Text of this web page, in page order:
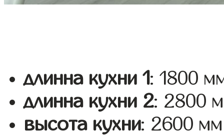
длинна кухни 1: 1800
длинна кухни 2: 2800
высота кухни: 2600 мм